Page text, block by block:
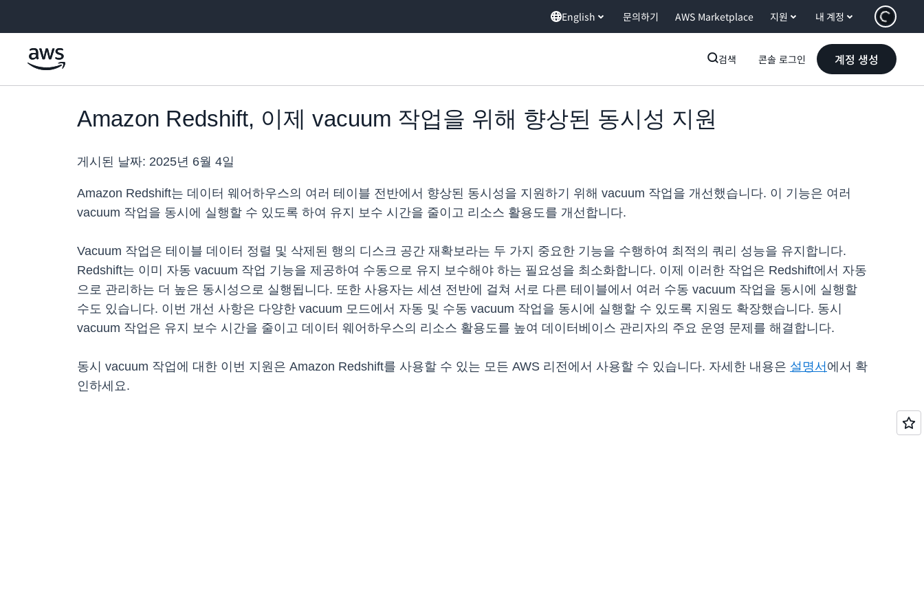
English 문의하기 AWS Marketplace 지원 내 계정
검색 콘솔 로그인 계정 생성
Amazon Redshift, 이제 vacuum 작업을 위해 향상된 동시성 지원
게시된 날짜: 2025년 6월 4일
Amazon Redshift는 데이터 웨어하우스의 여러 테이블 전반에서 향상된 동시성을 지원하기 위해 vacuum 작업을 개선했습니다. 이 기능은 여러
vacuum 작업을 동시에 실행할 수 있도록 하여 유지 보수 시간을 줄이고 리소스 활용도를 개선합니다.
Vacuum 작업은 테이블 데이터 정렬 및 삭제된 행의 디스크 공간 재확보라는 두 가지 중요한 기능을 수행하여 최적의 쿼리 성능을 유지합니다.
Redshift는 이미 자동 vacuum 작업 기능을 제공하여 수동으로 유지 보수해야 하는 필요성을 최소화합니다. 이제 이러한 작업은 Redshift에서 자동
으로 관리하는 더 높은 동시성으로 실행됩니다. 또한 사용자는 세션 전반에 걸쳐 서로 다른 테이블에서 여러 수동 vacuum 작업을 동시에 실행할
수도 있습니다. 이번 개선 사항은 다양한 vacuum 모드에서 자동 및 수동 vacuum 작업을 동시에 실행할 수 있도록 지원도 확장했습니다. 동시
vacuum 작업은 유지 보수 시간을 줄이고 데이터 웨어하우스의 리소스 활용도를 높여 데이터베이스 관리자의 주요 운영 문제를 해결합니다.
동시 vacuum 작업에 대한 이번 지원은 Amazon Redshift를 사용할 수 있는 모든 AWS 리전에서 사용할 수 있습니다. 자세한 내용은 설명서 에서 확
인하세요.